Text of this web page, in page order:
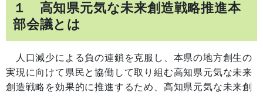
１ 高知県元気な未来創造戦略推進本
部会議とは
人口減少による負の連鎖を克服し、本県の地方創生の
実現に向けて県民と協働して取り組む高知県元気な未来
創造戦略を効果的に推進するため、高知県元気な未来創